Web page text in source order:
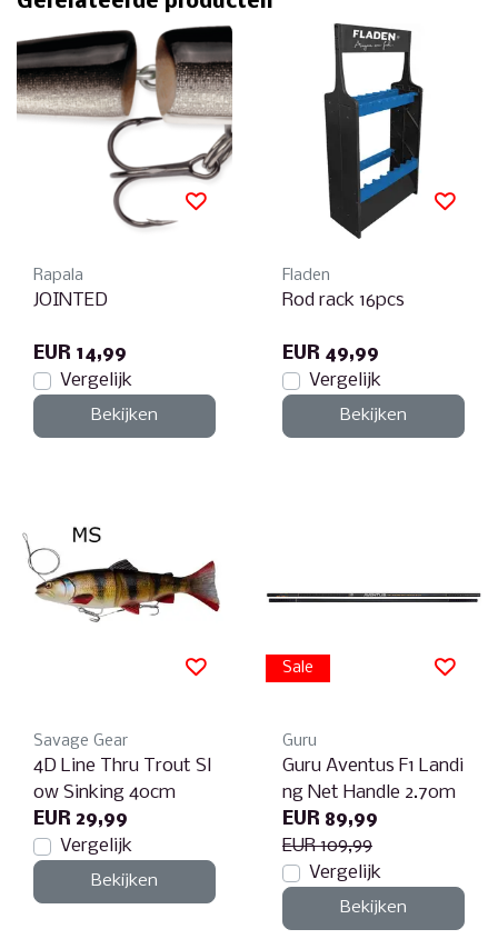
Rapala
JOINTED
EUR 14,99
Vergelijk
Bekijken
Fladen
Rod rack 16pcs
EUR 49,99
Vergelijk
Bekijken
Savage Gear
4D Line Thru Trout Sl
ow Sinking 40cm
EUR 29,99
Vergelijk
Bekijken
Sale
Guru
Guru Aventus F1 Landi
ng Net Handle 2.70m
EUR 89,99
EUR 109,99
Vergelijk
Bekijken